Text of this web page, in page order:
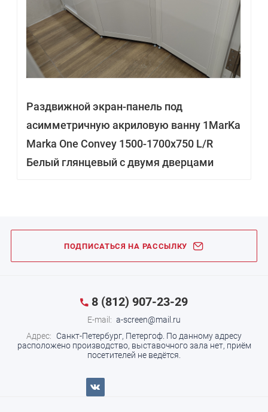
Раздвижной экран-панель под
асимметричную акриловую ванну 1MarKa
Marka One Convey 1500-1700х750 L/R
Белый глянцевый с двумя дверцами
ПОДПИСАТЬСЯ НА РАССЫЛКУ
8 (812) 907-23-29
E-mail: a-screen@mail.ru
Адрес:
Санкт-Петербург, Петергоф. По данному адресу
расположено производство, выставочного зала нет, приём
посетителей не ведётся.